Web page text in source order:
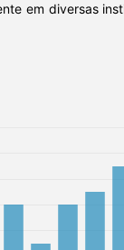
em diversas